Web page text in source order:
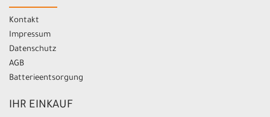
Kontakt
Impressum
Datenschutz
AGB
Batterieentsorgung
IHR EINKAUF